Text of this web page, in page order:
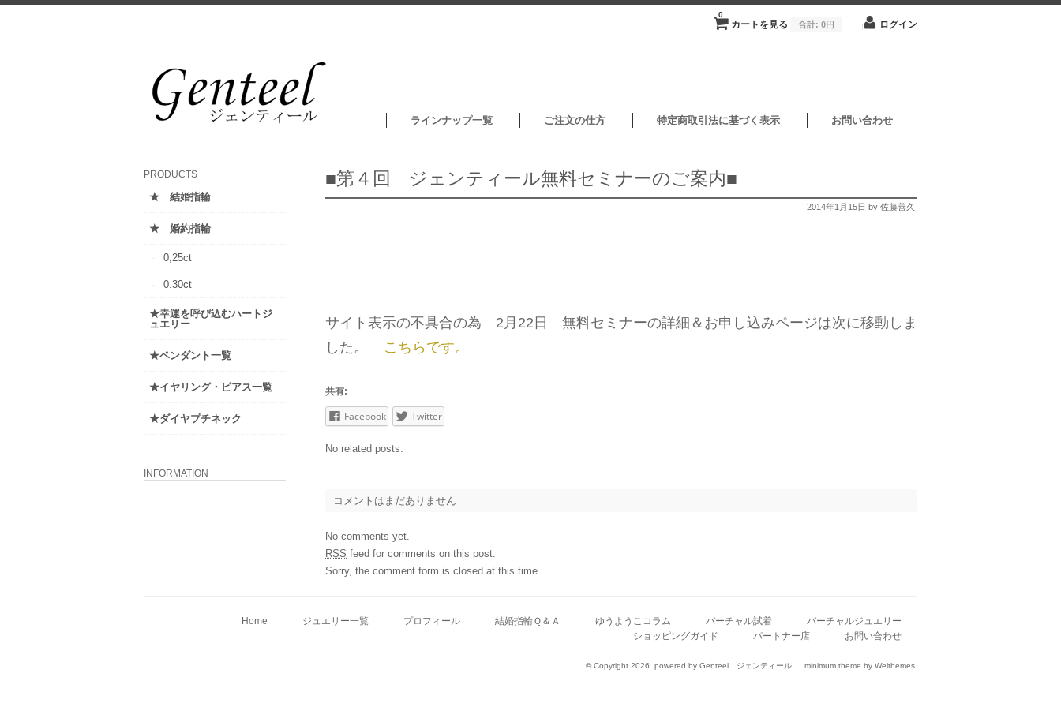
カートを見る
0
合計: 0円 ログイン
ラインナップ一覧 ご注文の仕方 特定商取引法に基づく表示 お問い合わせ
■第４回 ジェンティール無料セミナーのご案内■
2014年1月15日 by 佐藤善久
サイト表示の不具合の為 2月22日 無料セミナーの詳細＆お申し込みページは次に移動しま
した。
こちらです。
共有:
Facebook Twitter
No related posts.
コメントはまだありません
No comments yet.
RSS feed for comments on this post.
Sorry, the comment form is closed at this time.
PRODUCTS
★ 結婚指輪
★ 婚約指輪
0,25ct
0.30ct
★幸運を呼び込むハートジ
ュエリー
★ペンダント一覧
★イヤリング・ピアス一覧
★ダイヤプチネック
INFORMATION
Home ジュエリー一覧 プロフィール 結婚指輪Ｑ＆Ａ ゆうようこコラム バーチャル試着
バーチャルジュエリー
ショッピングガイド
パートナー店 お問い合わせ
© Copyright 2026. powered by Genteel ジェンティール . minimum theme by Welthemes